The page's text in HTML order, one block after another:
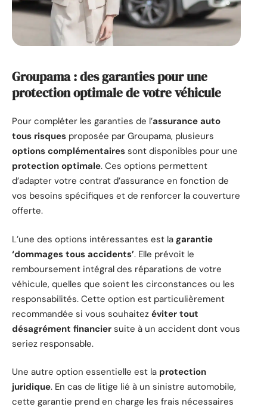
Groupama : des garanties pour une
protection optimale de votre véhicule
Pour compléter les garanties de l’assurance auto
tous risques proposée par Groupama, plusieurs
options complémentaires sont disponibles pour une
protection optimale. Ces options permettent
d’adapter votre contrat d’assurance en fonction de
vos besoins spécifiques et de renforcer la couverture
offerte.
L’une des options intéressantes est la garantie
‘dommages tous accidents’. Elle prévoit le
remboursement intégral des réparations de votre
véhicule, quelles que soient les circonstances ou les
responsabilités. Cette option est particulièrement
recommandée si vous souhaitez éviter tout
désagrément financier suite à un accident dont vous
seriez responsable.
Une autre option essentielle est la protection
juridique. En cas de litige lié à un sinistre automobile,
cette garantie prend en charge les frais nécessaires